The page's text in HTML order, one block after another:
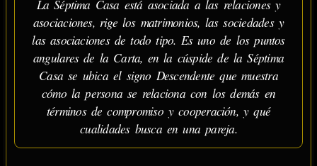
La Séptima Casa está asociada a las relaciones y
asociaciones, rige los matrimonios, las sociedades y
las asociaciones de todo tipo. Es uno de los puntos
angulares de la Carta, en la cúspide de la Séptima
Casa se ubica el signo Descendente que muestra
cómo la persona se relaciona con los demás en
términos de compromiso y cooperación, y qué
cualidades busca en una pareja.